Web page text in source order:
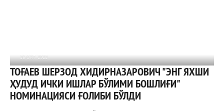
26 ОКТ 2022
738 0
ТОҒАЕВ ШЕРЗОД ХИДИРНАЗАРОВИЧ "ЭНГ ЯХШИ
ҲУДУД ИЧКИ ИШЛАР БЎЛИМИ БОШЛИҒИ"
НОМИНАЦИЯСИ ҒОЛИБИ БЎЛДИ